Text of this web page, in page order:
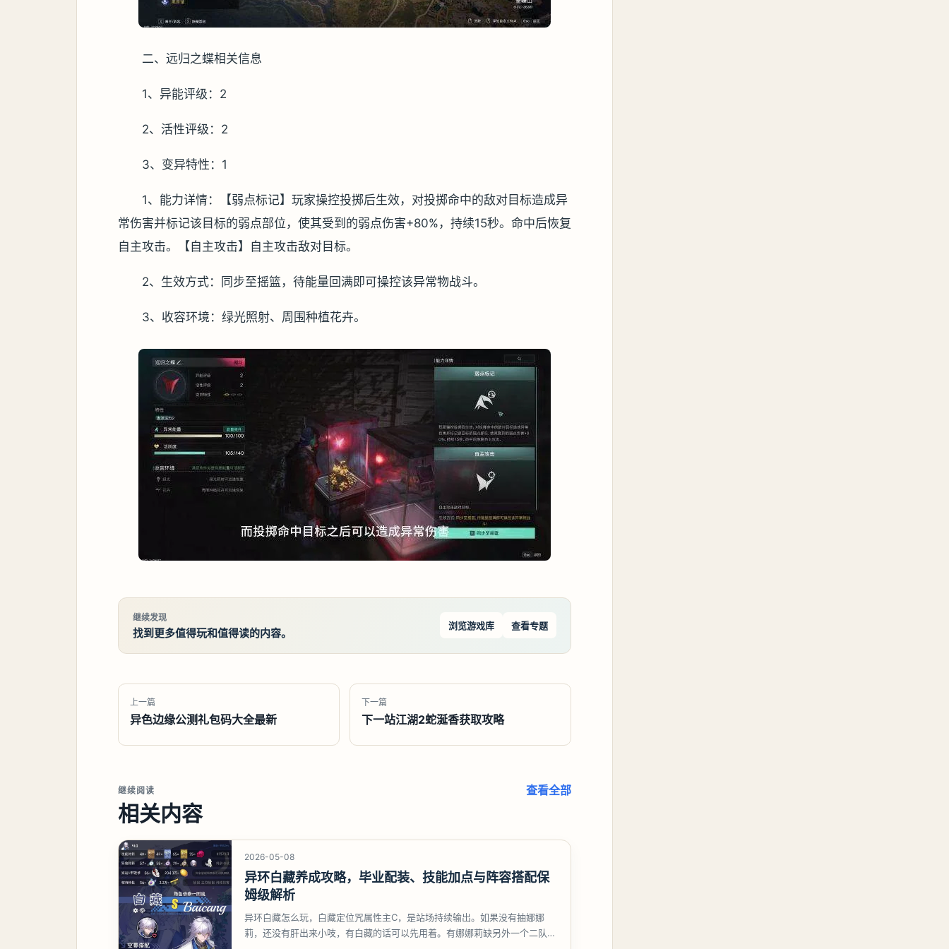
二、远归之蝶相关信息
1、异能评级：2
2、活性评级：2
3、变异特性：1
1、能力详情：【弱点标记】玩家操控投掷后生效，对投掷命中的敌对目标造成异
常伤害并标记该目标的弱点部位，使其受到的弱点伤害+80%，持续15秒。命中后恢复
自主攻击。【自主攻击】自主攻击敌对目标。
2、生效方式：同步至摇篮，待能量回满即可操控该异常物战斗。
3、收容环境：绿光照射、周围种植花卉。
继续发现
找到更多值得玩和值得读的内容。
浏览游戏库 查看专题
上一篇
异色边缘公测礼包码大全最新
下一篇
下一站江湖2蛇涎香获取攻略
继续阅读
相关内容
查看全部
2026-05-08
异环白藏养成攻略，毕业配装、技能加点与阵容搭配保
姆级解析
异环白藏怎么玩，白藏定位咒属性主C，是站场持续输出。如果没有抽娜娜
莉，还没有肝出来小吱，有白藏的话可以先用着。有娜娜莉缺另外一个二队C